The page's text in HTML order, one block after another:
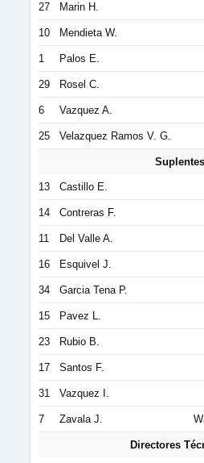
27 Marin H.
10 Mendieta W.
1 Palos E.
29 Rosel C.
6 Vazquez A.
25 Velazquez Ramos V. G.
Suplentes
13 Castillo E.
14 Contreras F.
11 Del Valle A.
16 Esquivel J.
34 Garcia Tena P.
15 Pavez L.
23 Rubio B.
17 Santos F.
31 Vazquez I.
7 Zavala J.
Directores